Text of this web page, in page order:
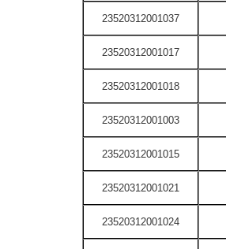
23520312001037
23520312001017
23520312001018
23520312001003
23520312001015
23520312001021
23520312001024